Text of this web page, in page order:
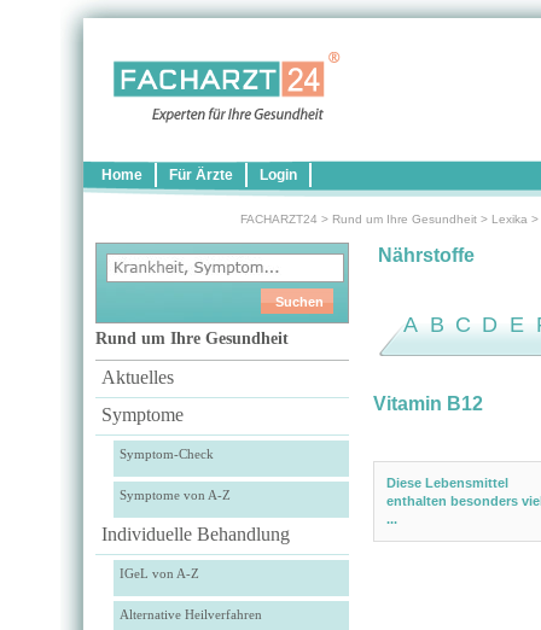
Home Für Ärzte Login
FACHARZT24 > Rund um Ihre Gesundheit > Lexika >
Rund um Ihre Gesundheit
Aktuelles
Symptome
Symptom-Check
Symptome von A-Z
Individuelle Behandlung
IGeL von A-Z
Alternative Heilverfahren
Nährstoffe
A B C D E
Vitamin B12
Diese Lebensmittel
enthalten besonders
...